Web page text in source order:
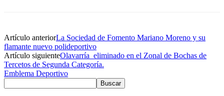
Artículo anteriorLa Sociedad de Fomento Mariano Moreno y su
flamante nuevo polideportivo
Artículo siguienteOlavarría eliminado en el Zonal de Bochas de
Tercetos de Segunda Categoría.
Emblema Deportivo